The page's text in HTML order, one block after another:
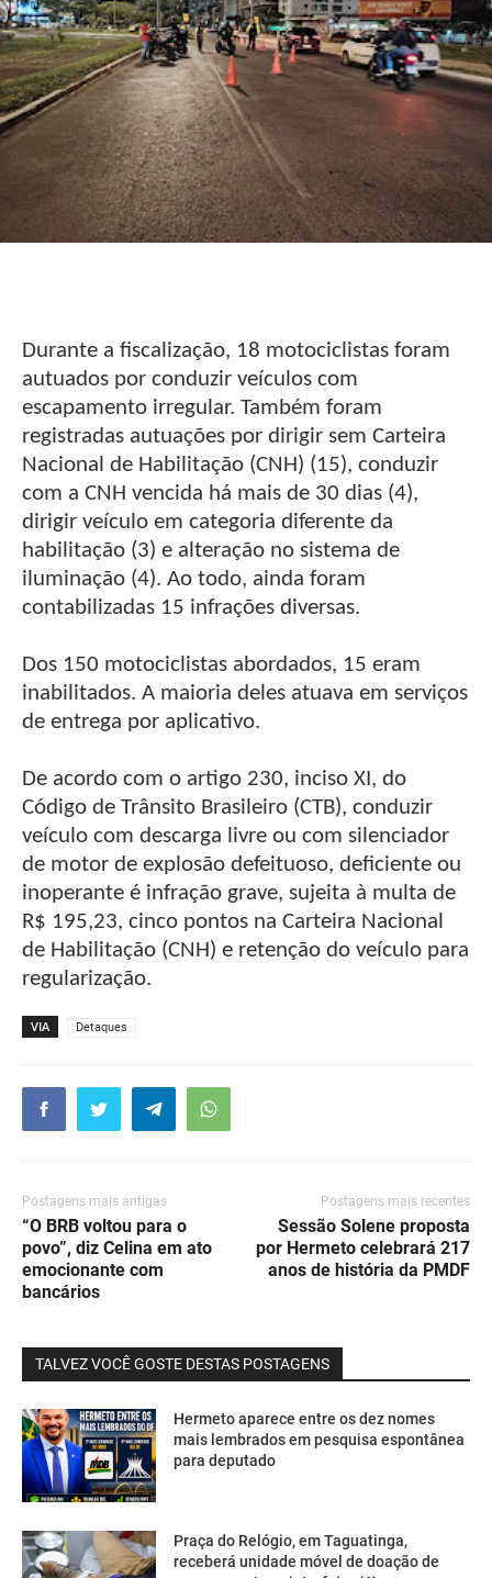
Durante a fiscalização, 18 motociclistas foram
autuados por conduzir veículos com
escapamento irregular. Também foram
registradas autuações por dirigir sem Carteira
Nacional de Habilitação (CNH) (15), conduzir
com a CNH vencida há mais de 30 dias (4),
dirigir veículo em categoria diferente da
habilitação (3) e alteração no sistema de
iluminação (4). Ao todo, ainda foram
contabilizadas 15 infrações diversas.
Dos 150 motociclistas abordados, 15 eram
inabilitados. A maioria deles atuava em serviços
de entrega por aplicativo.
De acordo com o artigo 230, inciso XI, do
Código de Trânsito Brasileiro (CTB), conduzir
veículo com descarga livre ou com silenciador
de motor de explosão defeituoso, deficiente ou
inoperante é infração grave, sujeita à multa de
R$ 195,23, cinco pontos na Carteira Nacional
de Habilitação (CNH) e retenção do veículo para
regularização.
VIA Detaques
Postagens mais antigas
“O BRB voltou para o
povo”, diz Celina em ato
emocionante com
bancários
Postagens mais recentes
Sessão Solene proposta
por Hermeto celebrará 217
anos de história da PMDF
TALVEZ VOCÊ GOSTE DESTAS POSTAGENS
Hermeto aparece entre os dez nomes
mais lembrados em pesquisa espontânea
para deputado
Praça do Relógio, em Taguatinga,
receberá unidade móvel de doação de